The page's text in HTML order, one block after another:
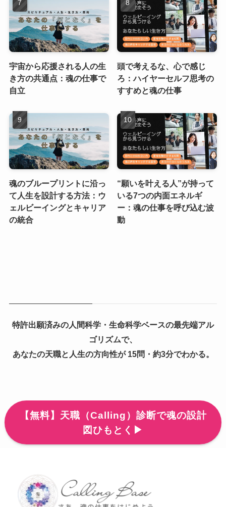
宇宙から応援される人の生
き方の共通点：魂の仕事で
自立
頭で考えるな、心で感じ
ろ：ハイヤーセルフ思考の
すすめと魂の仕事
魂のブループリントに沿っ
て人生を設計する方法：ウ
ェルビーイングとキャリア
の統合
“願いを叶える人”が持って
いる7つの内面エネルギ
ー：魂の仕事を呼び込む波
動
特許出願済みの人間科学・生命科学ベースの最先端アル
ゴリズムで、
あなたの天職と人生の方向性が 15問・約3分でわかる。
【無料】天職（Calling）診断で魂の設計
図ひもとく▶